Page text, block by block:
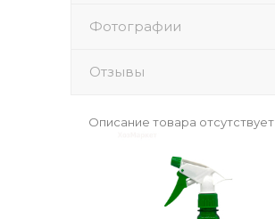
Фотографии
Отзывы
Описание товара отсутствует